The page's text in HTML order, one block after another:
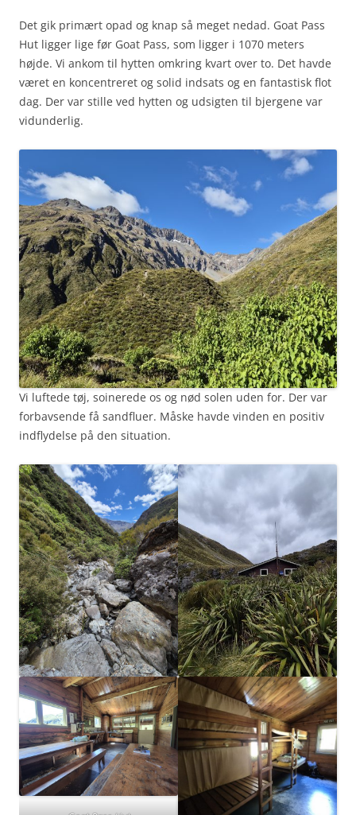
Det gik primært opad og knap så meget nedad. Goat Pass
Hut ligger lige før Goat Pass, som ligger i 1070 meters
højde. Vi ankom til hytten omkring kvart over to. Det havde
været en koncentreret og solid indsats og en fantastisk flot
dag. Der var stille ved hytten og udsigten til bjergene var
vidunderlig.
Vi luftede tøj, soinerede os og nød solen uden for. Der var
forbavsende få sandfluer. Måske havde vinden en positiv
indflydelse på den situation.